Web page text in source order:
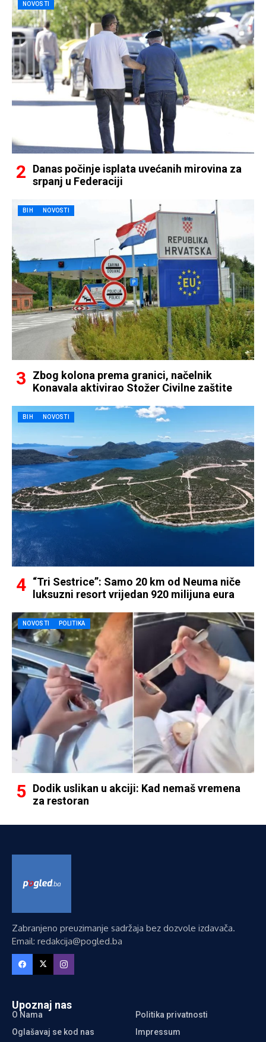
NOVOSTI
Danas počinje isplata uvećanih mirovina za
srpanj u Federaciji
BIH NOVOSTI
Zbog kolona prema granici, načelnik
Konavala aktivirao Stožer Civilne zaštite
BIH NOVOSTI
“Tri Sestrice”: Samo 20 km od Neuma niče
luksuzni resort vrijedan 920 milijuna eura
NOVOSTI POLITIKA
Dodik uslikan u akciji: Kad nemaš vremena
za restoran
Zabranjeno preuzimanje sadržaja bez dozvole izdavača.
Email: redakcija@pogled.ba
Upoznaj nas
O Nama
Politika privatnosti
Oglašavaj se kod nas
Impressum